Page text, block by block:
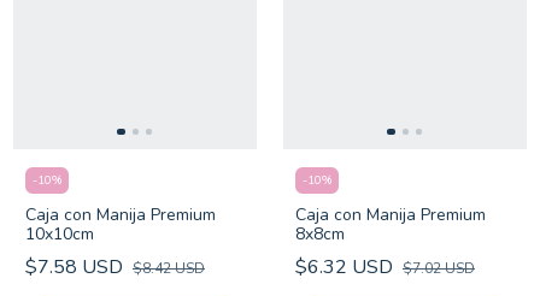
-10%
Caja con Manija Premium
10x10cm
$7.58 USD $8.42 USD
-10%
Caja con Manija Premium
8x8cm
$6.32 USD $7.02 USD